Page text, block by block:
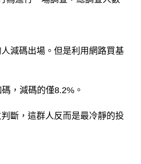
進行一場調查，總調查人數
減碼出場。但是利用網路買基
斷，這群人反而是最冷靜的投